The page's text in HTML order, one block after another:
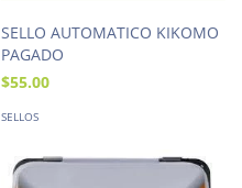
SELLO AUTOMATICO KIKOMO
PAGADO
$55.00
SELLOS